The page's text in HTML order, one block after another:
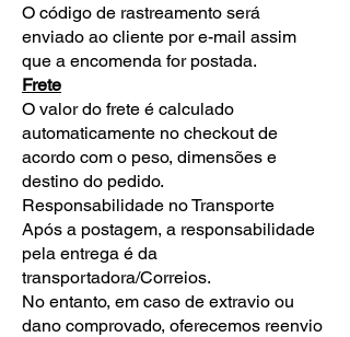
O código de rastreamento será
enviado ao cliente por e-mail assim
que a encomenda for postada.
Frete
O valor do frete é calculado
automaticamente no checkout de
acordo com o peso, dimensões e
destino do pedido.
Responsabilidade no Transporte
Após a postagem, a responsabilidade
pela entrega é da
transportadora/Correios.
No entanto, em caso de extravio ou
dano comprovado, oferecemos reenvio